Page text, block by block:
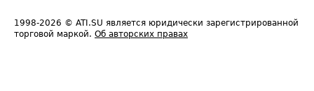
1998-2026 © ATI.SU является юридически зарегистрированной
торговой маркой. Об авторских правах